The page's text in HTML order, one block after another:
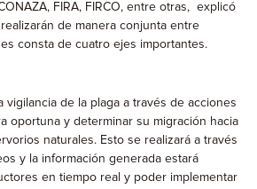
FIRA, FIRCO, entre otras, explicó
de manera conjunta entre
consta de cuatro ejes importantes.
vigilancia de la plaga a través de acciones
oportuna y determinar su migración hacia
naturales. Esto se realizará a través
y la información generada estará
en tiempo real y poder implementar